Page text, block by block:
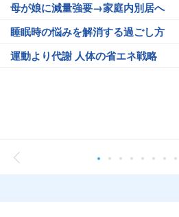
母が娘に減量強要→家庭内別居へ
睡眠時の悩みを解消する過ごし方
運動より代謝 人体の省エネ戦略